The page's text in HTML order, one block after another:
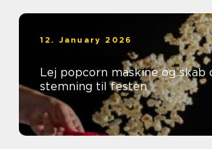
12. January 2026
Lej popcorn maskine og skab
stemning til festen